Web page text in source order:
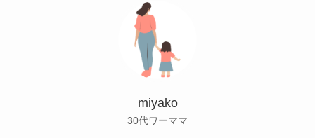
miyako
30代ワーママ